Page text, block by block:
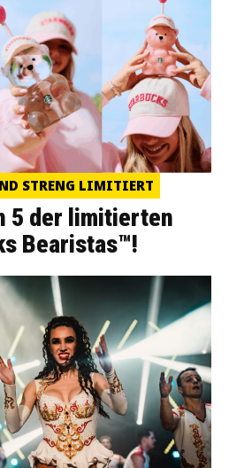
STRENG LIMITIERT
5 der limitierten
Bearistas™!